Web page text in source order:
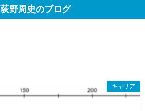
荻野周史のブログ
キャリア